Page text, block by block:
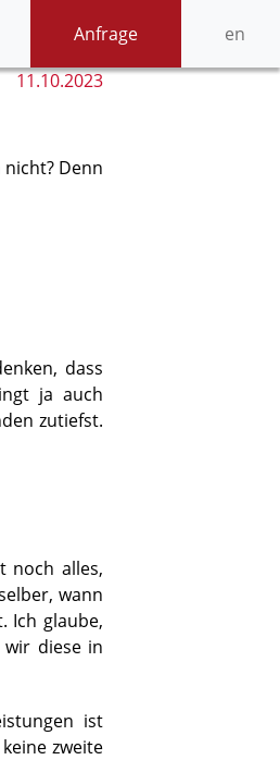
Anfrage
en
11.10.2023
Denn
dass
ja auch
zutiefst.
noch alles,
wann
Ich glaube,
wir diese in
ist
zweite